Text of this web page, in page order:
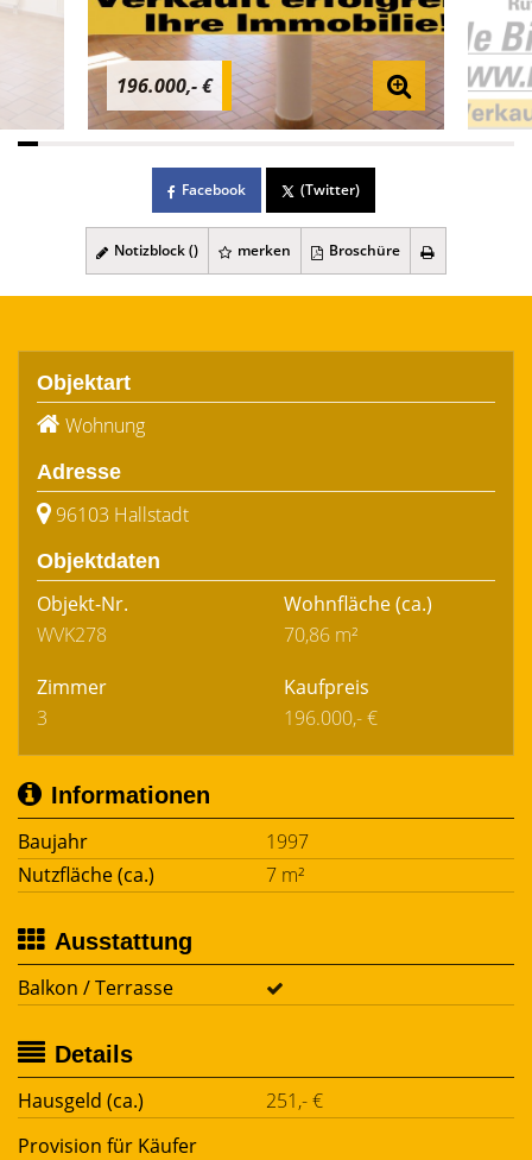
196.000,- €
Facebook (Twitter)
Notizblock () merken Broschüre
Objektart
Wohnung
Adresse
96103 Hallstadt
Objektdaten
Objekt-Nr.
WVK278
Wohnfläche(ca.)
70,86 m²
Zimmer
3
Kaufpreis
196.000,- €
Informationen
Baujahr
1997
Nutzfläche (ca.)
7 m²
Ausstattung
Balkon / Terrasse
Details
Hausgeld (ca.)
251,- €
Provision für Käufer